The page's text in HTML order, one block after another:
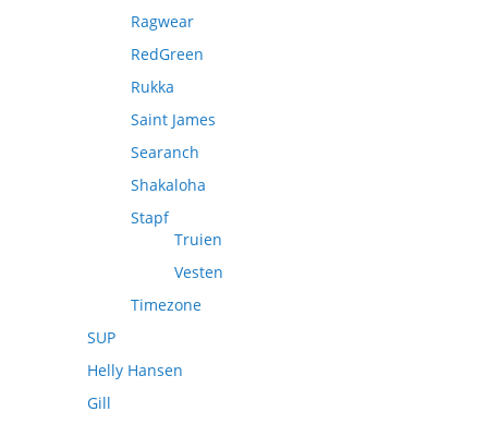
Ragwear
RedGreen
Rukka
Saint James
Searanch
Shakaloha
Stapf
Truien
Vesten
Timezone
SUP
Helly Hansen
Gill